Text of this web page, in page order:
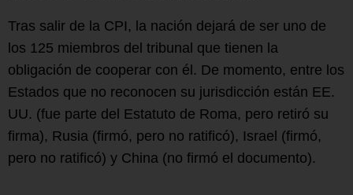
Tras salir de la CPI, la nación dejará de ser uno de
los 125 miembros del tribunal que tienen la
obligación de cooperar con él. De momento, entre los
Estados que no reconocen su jurisdicción están EE.
UU. (fue parte del Estatuto de Roma, pero retiró su
firma), Rusia (firmó, pero no ratificó), Israel (firmó,
pero no ratificó) y China (no firmó el documento).